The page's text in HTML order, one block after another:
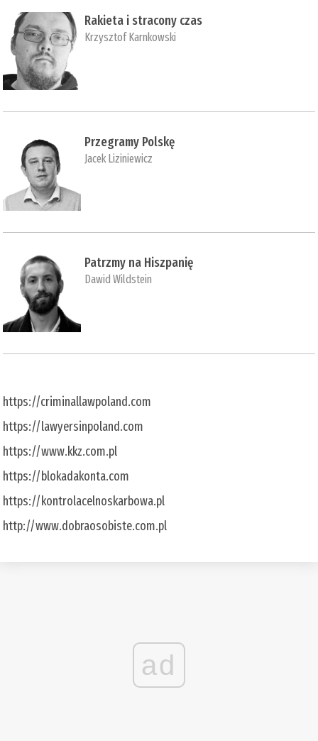
Rakieta i stracony czas
Krzysztof Karnkowski
Przegramy Polskę
Jacek Liziniewicz
Patrzmy na Hiszpanię
Dawid Wildstein
https://criminallawpoland.com
https://lawyersinpoland.com
https://www.kkz.com.pl
https://blokadakonta.com
https://kontrolacelnoskarbowa.pl
http://www.dobraosobiste.com.pl
ad